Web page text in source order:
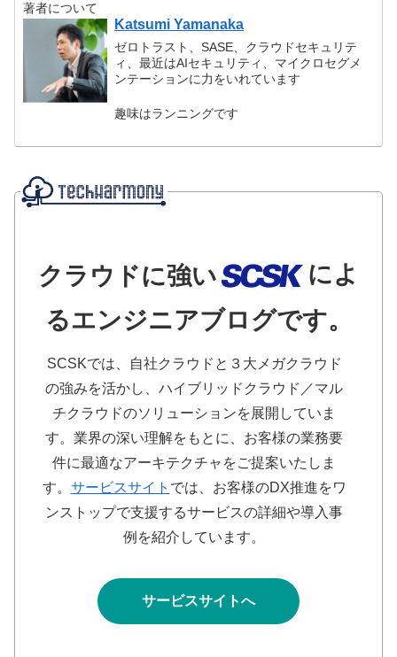
著者について
Katsumi Yamanaka
ゼロトラスト、SASE、クラウドセキュリテ
ィ、最近はAIセキュリティ、マイクロセグメ
ンテーションに力をいれています
趣味はランニングです
クラウドに強い
によ
るエンジニアブログです。
SCSKでは、自社クラウドと３大メガクラウド
の強みを活かし、ハイブリッドクラウド／マル
チクラウドのソリューションを展開していま
す。業界の深い理解をもとに、お客様の業務要
件に最適なアーキテクチャをご提案いたしま
す。 サービスサイト では、お客様のDX推進をワ
ンストップで支援するサービスの詳細や導入事
例を紹介しています。
サービスサイトへ